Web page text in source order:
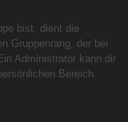
bist, dient die
Gruppenrang, der bei
Administrator kann dir
Bereich